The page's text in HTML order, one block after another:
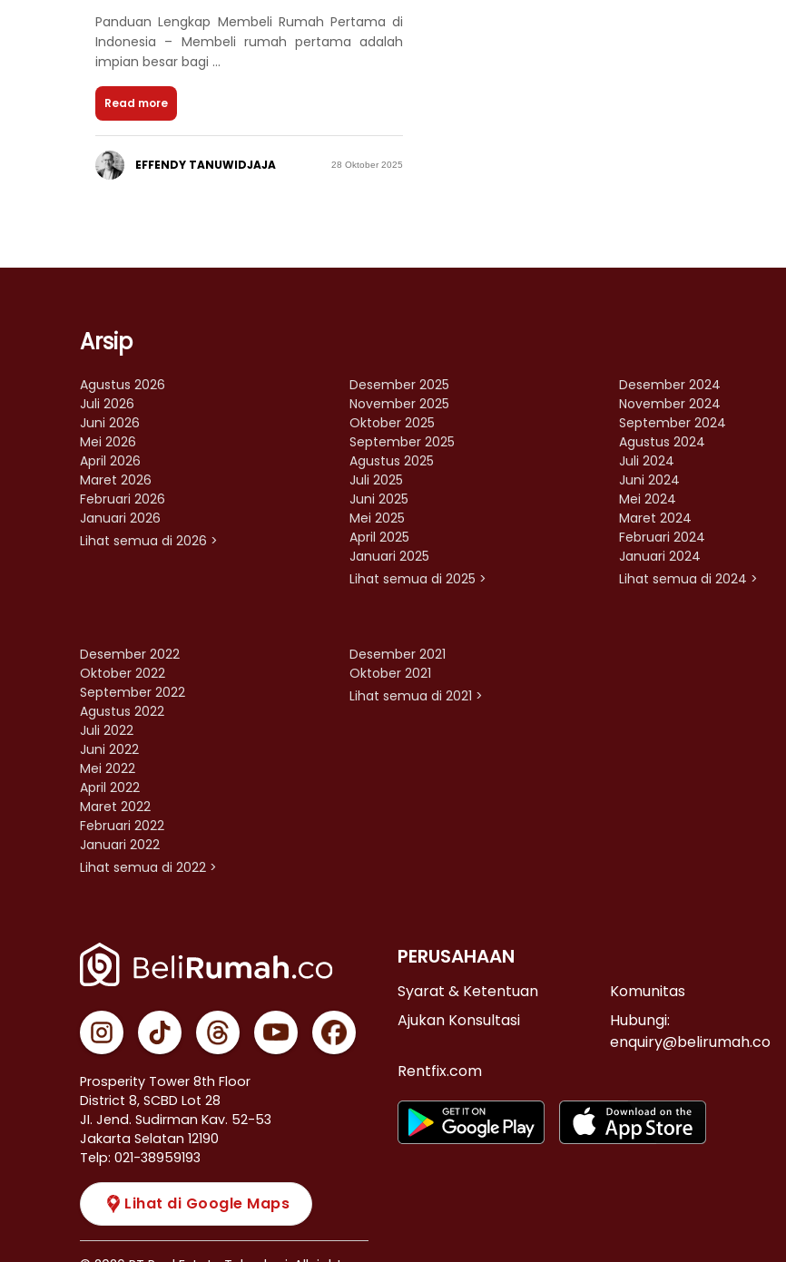
Panduan Lengkap Membeli Rumah Pertama di
Indonesia – Membeli rumah pertama adalah
impian besar bagi ...
Read more
EFFENDY TANUWIDJAJA 28 Oktober 2025
Arsip
Agustus 2026
Juli 2026
Juni 2026
Mei 2026
April 2026
Maret 2026
Februari 2026
Januari 2026
Lihat semua di 2026 >
Desember 2025
November 2025
Oktober 2025
September 2025
Agustus 2025
Juli 2025
Juni 2025
Mei 2025
April 2025
Januari 2025
Lihat semua di 2025 >
Desember 2024
November 2024
September 2024
Agustus 2024
Juli 2024
Juni 2024
Mei 2024
Maret 2024
Februari 2024
Januari 2024
Lihat semua di 2024 >
Desember 2022
Oktober 2022
September 2022
Agustus 2022
Juli 2022
Juni 2022
Mei 2022
April 2022
Maret 2022
Februari 2022
Januari 2022
Lihat semua di 2022 >
Desember 2021
Oktober 2021
Lihat semua di 2021 >
Prosperity Tower 8th Floor
District 8, SCBD Lot 28
JI. Jend. Sudirman Kav. 52-53
Jakarta Selatan 12190
Telp: 021-38959193
Lihat di Google Maps
PERUSAHAAN
Syarat & Ketentuan
Komunitas
Ajukan Konsultasi
Hubungi:
enquiry@belirumah.co
Rentfix.com